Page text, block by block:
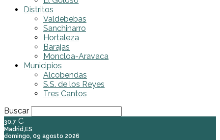
Distritos
Valdebebas
Sanchinarro
Hortaleza
Barajas
Moncloa-Aravaca
Municipios
Alcobendas
S.S. de los Reyes
Tres Cantos
Buscar
30.7 C
Madrid,ES
domingo, 09 agosto 2026